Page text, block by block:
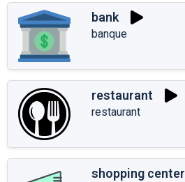
bank
banque
restaurant
restaurant
shopping center